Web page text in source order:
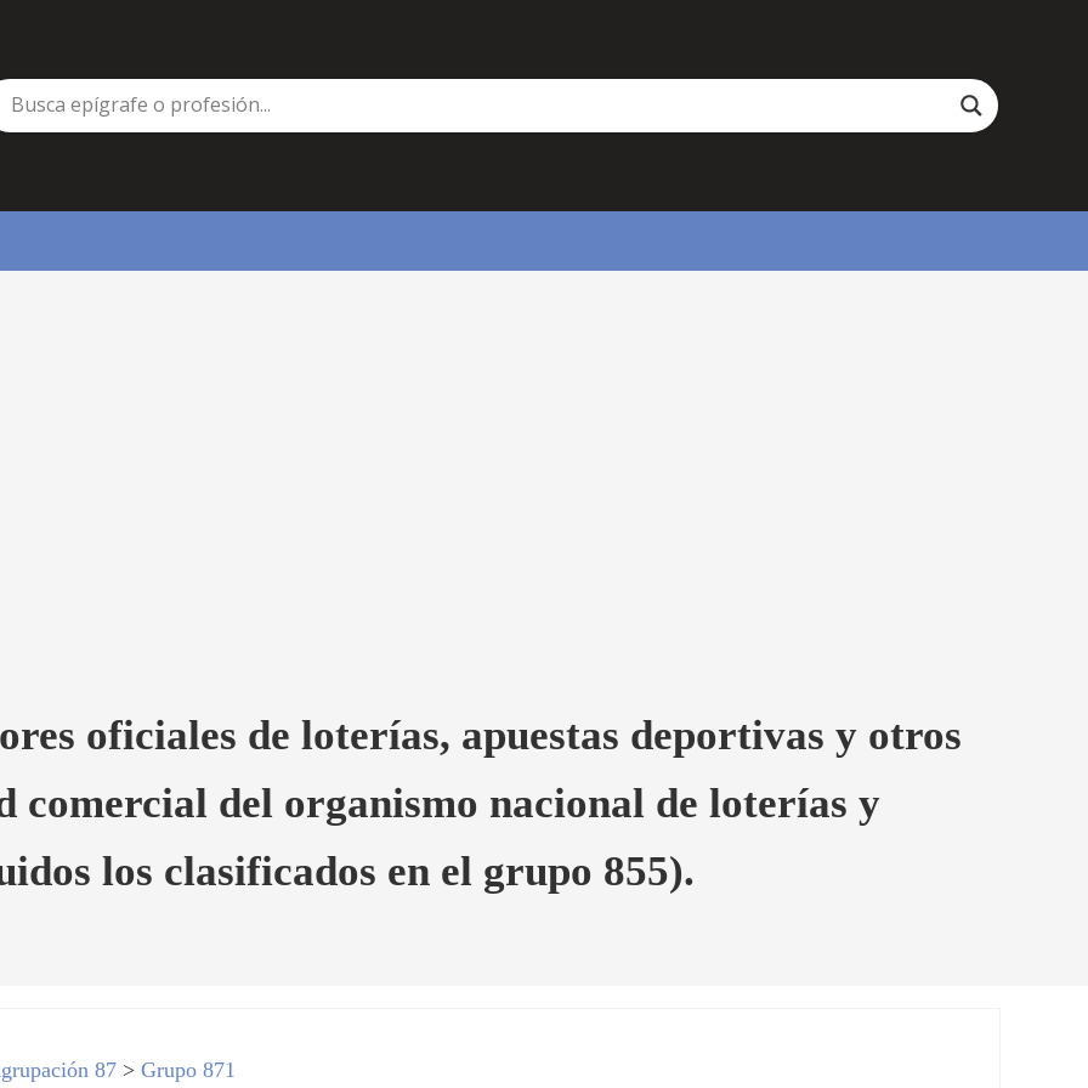
oficiales de loterías, apuestas deportivas y otros
comercial del organismo nacional de loterías y
los clasificados en el grupo 855).
87 >Grupo 871